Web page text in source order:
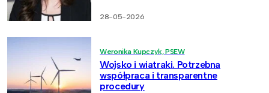
28-05-2026
Weronika Kupczyk, PSEW
Wojsko i wiatraki. Potrzebna
współpraca i transparentne
procedury